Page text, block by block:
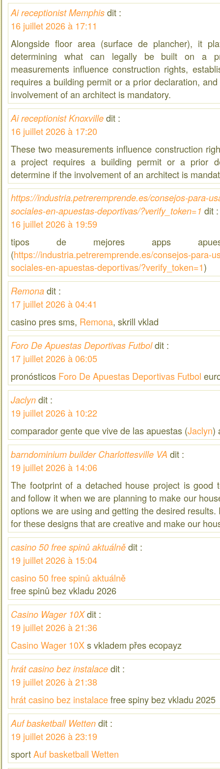
Ai receptionist Memphis dit :
16 juillet 2026 à 17:11
Alongside floor area (surface de plancher), it
determining what can legally be built on a
measurements influence construction rights,
requires a building permit or a prior declaration,
involvement of an architect is mandatory.
Ai receptionist Knoxville dit :
16 juillet 2026 à 17:20
These two measurements influence construction
a project requires a building permit or a prior
determine if the involvement of an architect is
https://industria.petreremprende.es/consejos-para-
sociales-en-apuestas-deportivas/?verify_token=1 dit :
16 juillet 2026 à 19:59
tipos de mejores apps
(https://industria.petreremprende.es/consejos-para-
sociales-en-apuestas-deportivas/?verify_token=1)
Remona dit :
17 juillet 2026 à 04:41
casino pres sms, Remona, skrill vklad
Foro De Apuestas Deportivas Futbol dit :
17 juillet 2026 à 06:05
pronósticos Foro De Apuestas Deportivas Futbol
Jaclyn dit :
19 juillet 2026 à 10:22
comparador gente que vive de las apuestas (Jaclyn)
barndominium builder Charlottesville VA dit :
19 juillet 2026 à 14:06
The footprint of a detached house project is good
and follow it when we are planning to make our
options we are using and getting the desired
for these designs that are creative and make our
casino 50 free spinů aktuálně dit :
19 juillet 2026 à 15:04
casino 50 free spinů aktuálně
free spinů bez vkladu 2026
Casino Wager 10X dit :
19 juillet 2026 à 21:36
Casino Wager 10Xs vkladem přes ecopayz
hrát casino bez instalace dit :
19 juillet 2026 à 21:38
hrát casino bez instalacefree spiny bez vkladu 2025
Auf basketball Wetten dit :
19 juillet 2026 à 23:19
sportAuf basketball Wetten